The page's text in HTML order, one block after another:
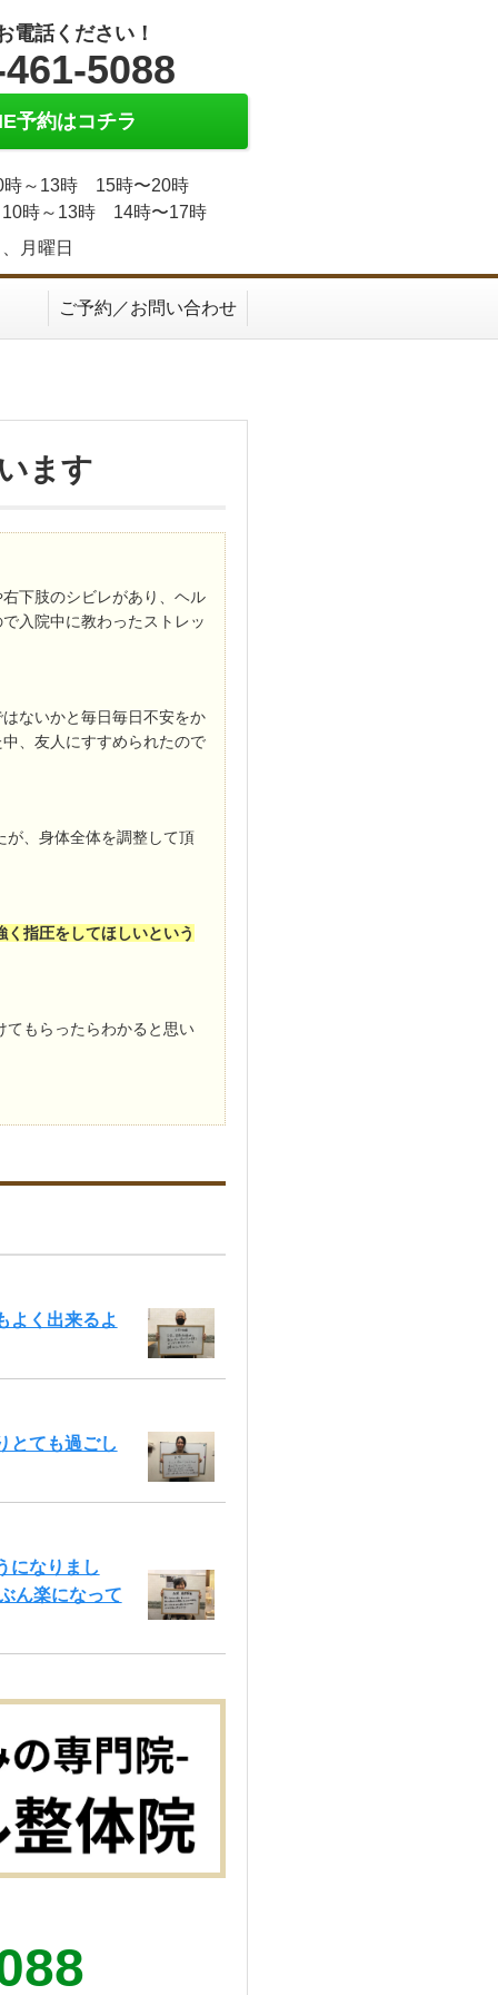
電話ください！
5088
予約はコチラ
時～13時 15時〜20時
10時～13時 14時〜17時
月曜日
ご予約／お問い合わせ
ます
下肢のシビレがあり、ヘル
入院中に教わったストレッ
ないかと毎日毎日不安をか
、友人にすすめられたので
が、身体全体を調整して頂
指圧をしてほしいという
てもらったらわかると思い
よく出来るよ
とても過ごし
になりまし
ん楽になって